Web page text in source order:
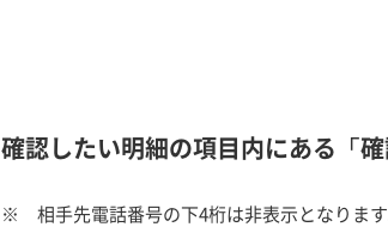
確認したい明細の項目内にある「
※
相手先電話番号の下4桁は非表示となります